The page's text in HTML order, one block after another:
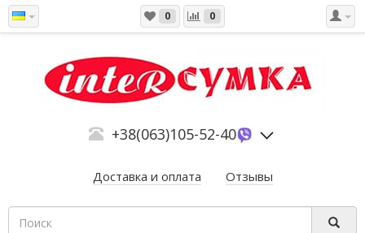
0 0
+38(063)105-52-40
Доставка и оплата Отзывы